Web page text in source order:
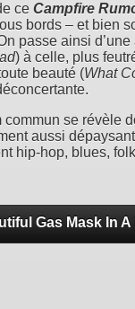
ce Campfire
bords – et bien
passe ainsi
) à celle, plus
beauté (What
commun se révèle
aussi
hip-hop, blues,
Gas Mask In